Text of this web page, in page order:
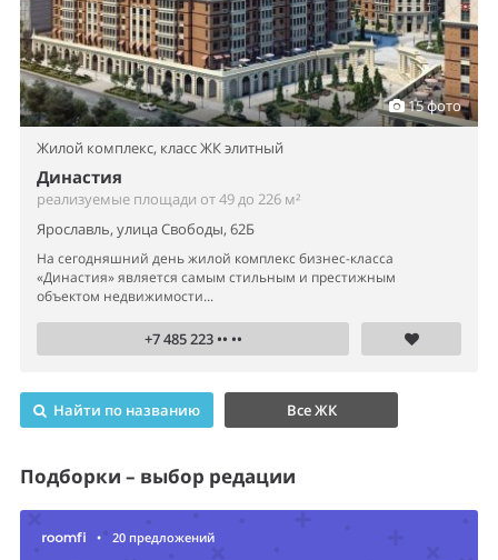
15 фото
Жилой комплекс, класс ЖК элитный
Династия
реализуемые площади от 49 до 226 м²
Ярославль, улица Свободы, 62Б
На сегодняшний день жилой комплекс бизнес-класса
«Династия» является самым стильным и престижным
объектом недвижимости...
+7 485 223 •• ••
Найти по названию Все ЖК
Подборки – выбор редации
• 20 предложений